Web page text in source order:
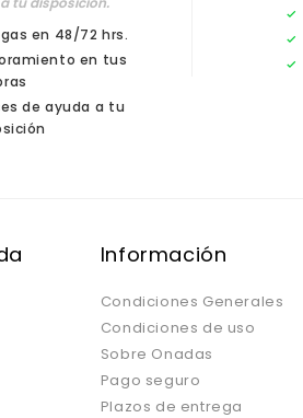
en 48/72 hrs.
en tus
de ayuda a tu
Información
Condiciones Generales
Condiciones de uso
Sobre Onadas
Pago seguro
Plazos de entrega